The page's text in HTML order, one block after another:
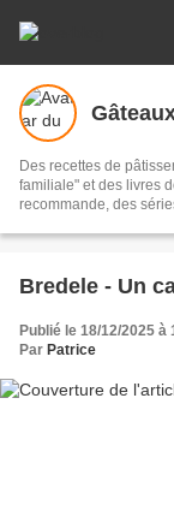
Des recettes de
familiale" et des livres
recommande, des
Bredele - Un
Publié le 18/12/2025 à
Par Patrice